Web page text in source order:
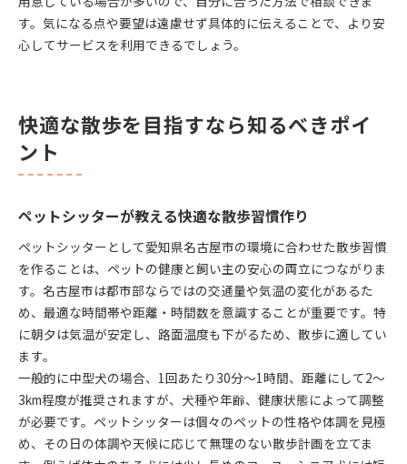
す。気になる点や要望は遠慮せず具体的に伝えることで、より安
心してサービスを利用できるでしょう。
快適な散歩を目指すなら知るべきポイ
ント
ペットシッターが教える快適な散歩習慣作り
ペットシッターとして愛知県名古屋市の環境に合わせた散歩習慣
を作ることは、ペットの健康と飼い主の安心の両立につながりま
す。名古屋市は都市部ならではの交通量や気温の変化があるた
め、最適な時間帯や距離・時間数を意識することが重要です。特
に朝夕は気温が安定し、路面温度も下がるため、散歩に適してい
ます。
一般的に中型犬の場合、1回あたり30分～1時間、距離にして2～
3km程度が推奨されますが、犬種や年齢、健康状態によって調整
が必要です。ペットシッターは個々のペットの性格や体調を見極
め、その日の体調や天候に応じて無理のない散歩計画を立てま